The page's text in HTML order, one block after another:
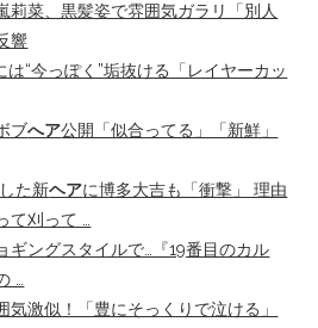
莉菜、黒髪姿で雰囲気ガラリ「別人
響
は“今っぽく”垢抜ける「レイヤーカッ
ブへア公開「似合ってる」「新鮮」
た新ヘアに博多大吉も「衝撃」 理由
刈って …
ギングスタイルで…『19番目のカル
…
気激似！「豊にそっくりで泣ける」